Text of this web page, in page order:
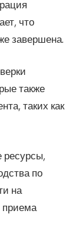
что
завершена.
также
таких как
ресурсы,
по
на